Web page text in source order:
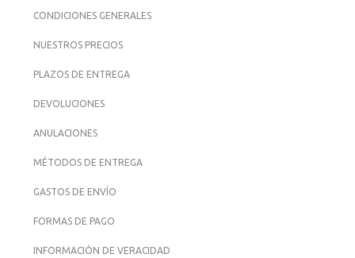
CONDICIONES GENERALES
NUESTROS PRECIOS
PLAZOS DE ENTREGA
DEVOLUCIONES
ANULACIONES
MÉTODOS DE ENTREGA
GASTOS DE ENVÍO
FORMAS DE PAGO
INFORMACIÓN DE VERACIDAD